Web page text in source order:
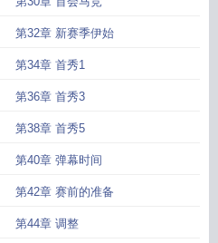
第32章 新赛季伊始
第34章 首秀1
第36章 首秀3
第38章 首秀5
第40章 弹幕时间
第42章 赛前的准备
第44章 调整